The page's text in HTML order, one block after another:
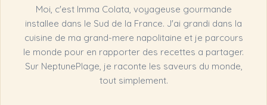
Moi, c'est Imma Colata, voyageuse gourmande
installee dans le Sud de la France. J'ai grandi dans la
cuisine de ma grand-mere napolitaine et je parcours
le monde pour en rapporter des recettes a partager.
Sur NeptunePlage, je raconte les saveurs du monde,
tout simplement.